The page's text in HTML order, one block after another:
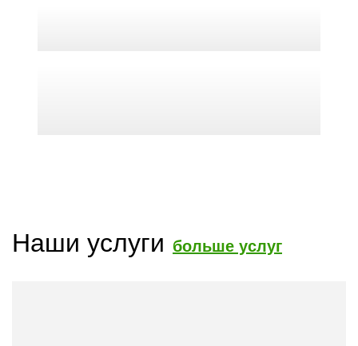
Наши услуги больше услуг